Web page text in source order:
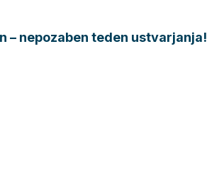
– nepozaben teden ustvarjanja!